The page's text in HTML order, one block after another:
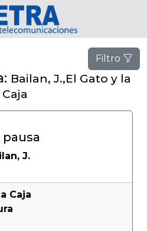
Filtro
Bailan, J.,El Gato y la
Caja
pausa
J.
Caja